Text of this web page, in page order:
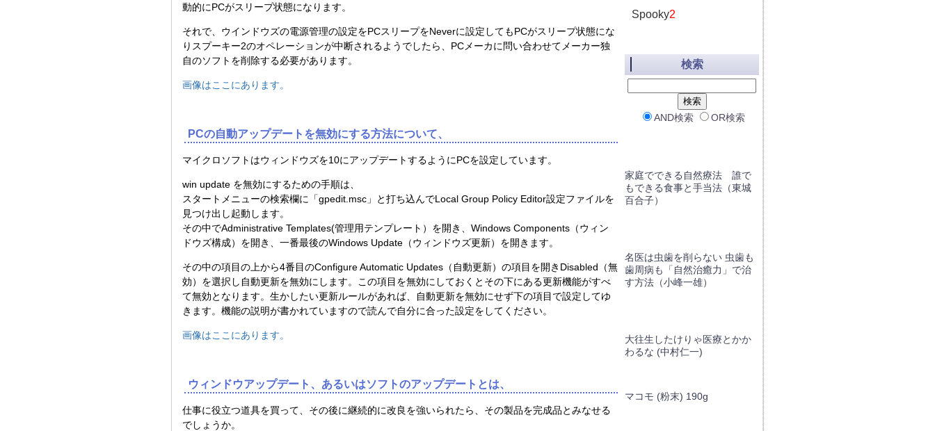
動的にPCがスリープ状態になります。
それで、ウインドウズの電源管理の設定をPCスリープをNeverに設定してもPCがスリープ状態にな
りスプーキー2のオペレーションが中断されるようでしたら、PCメーカに問い合わせてメーカー独
自のソフトを削除する必要があります。
画像はここにあります。
PCの自動アップデートを無効にする方法について、
マイクロソフトはウィンドウズを10にアップデートするようにPCを設定しています。
win update を無効にするための手順は、
スタートメニューの検索欄に「gpedit.msc」と打ち込んでLocal Group Policy Editor設定ファイルを
見つけ出し起動します。
その中でAdministrative Templates(管理用テンプレート）を開き、Windows Components（ウィン
ドウズ構成）を開き、一番最後のWindows Update（ウィンドウズ更新）を開きます。
その中の項目の上から4番目のConfigure Automatic Updates（自動更新）の項目を開きDisabled（無
効）を選択し自動更新を無効にします。この項目を無効にしておくとその下にある更新機能がすべ
て無効となります。生かしたい更新ルールがあれば、自動更新を無効にせず下の項目で設定してゆ
きます。機能の説明が書かれていますので読んで自分に合った設定をしてください。
画像はここにあります。
ウィンドウアップデート、あるいはソフトのアップデートとは、
仕事に役立つ道具を買って、その後に継続的に改良を強いられたら、その製品を完成品とみなせる
でしょうか。
Spooky2
検索
AND検索 OR検索
家庭でできる自然療法 誰で
もできる食事と手当法（東城
百合子）
名医は虫歯を削らない 虫歯も
歯周病も「自然治癒力」で治
す方法（小峰一雄）
大往生したけりゃ医療とかか
わるな (中村仁一)
マコモ (粉末) 190g